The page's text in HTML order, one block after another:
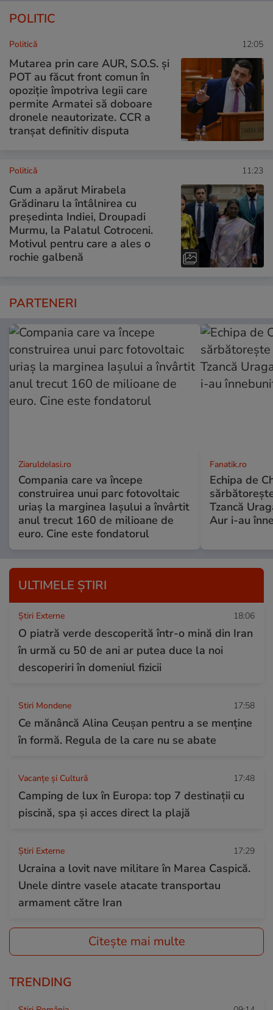
POLITIC
Politică 12:05
Mutarea prin care AUR, S.O.S. și
POT au făcut front comun în
opoziție împotriva legii care
permite Armatei să doboare
dronele neautorizate. CCR a
tranșat definitiv disputa
Politică 11:23
Cum a apărut Mirabela
Grădinaru la întâlnirea cu
președinta Indiei, Droupadi
Murmu, la Palatul Cotroceni.
Motivul pentru care a ales o
rochie galbenă
PARTENERI
ZiaruldeIasi.ro
Compania care va începe
construirea unui parc fotovoltaic
uriaș la marginea Iașului a învârtit
anul trecut 160 de milioane de
euro. Cine este fondatorul
Fanatik.ro
Echipa de
Tzancă
Aur i-au
ULTIMELE ȘTIRI
Știri Externe 18:06
O piatră verde descoperită într-o mină din Iran
în urmă cu 50 de ani ar putea duce la noi
descoperiri în domeniul fizicii
Stiri Mondene 17:58
Ce mănâncă Alina Ceușan pentru a se menține
în formă. Regula de la care nu se abate
Vacanțe și Cultură 17:48
Camping de lux în Europa: top 7 destinații cu
piscină, spa și acces direct la plajă
Știri Externe 17:29
Ucraina a lovit nave militare în Marea Caspică.
Unele dintre vasele atacate transportau
armament către Iran
Citește mai multe
TRENDING